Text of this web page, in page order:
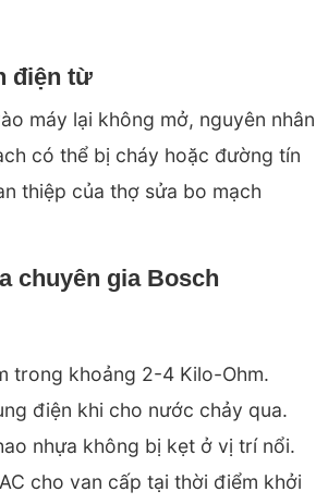
điện từ
máy lại không mở, nguyên nhân
có thể bị cháy hoặc đường tín
thiệp của thợ sửa bo mạch
chuyên gia Bosch
trong khoảng 2-4 Kilo-Ohm.
điện khi cho nước chảy qua.
nhựa không bị kẹt ở vị trí nổi.
cho van cấp tại thời điểm khởi